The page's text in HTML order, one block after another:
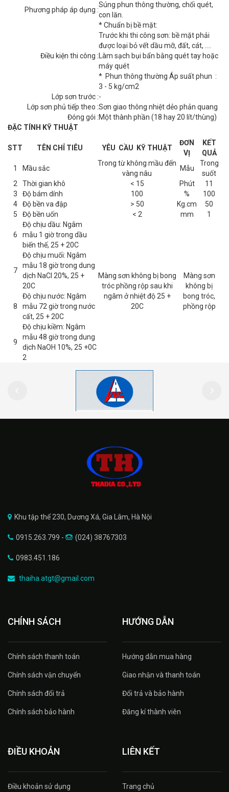
Phương pháp áp dụng :
Súng phun thông thường, chổi quét,
con lăn.
Điều kiện thi công :
* Chuẩn bị bề mặt:
Trước khi thi công sơn: bề mặt phải
được loại bỏ vết dầu mỡ, đất, cát, ....
Làm sạch bụi bẩn bằng quét tay hoặc
máy quét
* Phun thông thường Áp suất phun :
3 - 5 kg/cm2
Lớp sơn trước :-
Lớp sơn phủ tiếp theo :Sơn giao thông nhiệt dẻo phản quang
Đóng gói :Một thành phần (18 hay 20 lít/thùng)
ĐẶC TÍNH KỸ THUẬT
STT TÊN CHỈ TIÊU YÊU CẦU KỸ THUẬT
ĐƠN
VỊ
KẾT
QUẢ
1
Mầu sắc
Trong từ không mầu đến
vàng nâu
Mẫu
Trong
suốt
2
Thời gian khô < 15 Phút
11
3
Độ bám dính 100 %
100
4
Độ bền va đập > 50 Kg.cm
50
5
Độ bền uốn < 2 mm 1
6
Độ chịu dầu: Ngâm
mẫu 1 giờ trong dầu
biến thế, 25 + 20C
Màng sơn không bị bong
tróc phồng rộp sau khi
ngâm ở nhiệt độ 25 +
20C
Màng sơn
không bị
bong tróc,
phồng rộp
7
Độ chịu muối: Ngâm
mẫu 18 giờ trong dung
dịch NaCl 20%, 25 +
20C
8
Độ chịu nước: Ngâm
mẫu 72 giờ trong n­ước
cất, 25 + 20C
9
Độ chịu kiềm: Ngâm
mẫu 48 giờ trong dung
dịch NaOH 10%, 25 +0C
2
Khu tập thể 230, Dương Xá, Gia Lâm, Hà Nội
0915.263.799 - (024) 38767303
0983.451.186
thaiha.atgt@gmail.com
CHÍNH SÁCH
Chính sách thanh toán
Chính sách vận chuyển
Chính sách đổi trả
Chính sách bảo hành
HƯỚNG DẪN
Hướng dẫn mua hàng
Giao nhận và thanh toán
Đổi trả và bảo hành
Đăng kí thành viên
ĐIỀU KHOẢN
Điều khoản sử dụng
LIÊN KẾT
Trang chủ